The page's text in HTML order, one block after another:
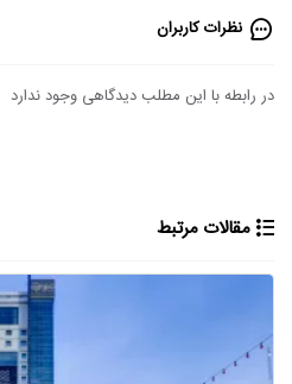
نظرات کاربران
در رابطه با این مطلب دیدگاهی وجود ندارد
مقالات مرتبط